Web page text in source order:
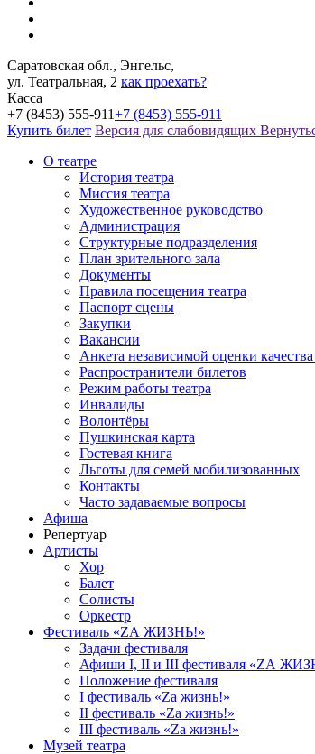
Саратовская обл., Энгельс,
ул. Театральная, 2 как проехать?
Касса
+7 (8453) 555-911+7 (8453) 555-911
Купить билет Версия для слабовидящих
О театре
История театра
Миссия театра
Художественное руководство
Администрация
Структурные подразделения
План зрительного зала
Документы
Правила посещения театра
Паспорт сцены
Закупки
Вакансии
Анкета независимой оценки
Распространители билетов
Режим работы театра
Инвалиды
Волонтёры
Пушкинская карта
Гостевая книга
Льготы для семей мобилизованных
Контакты
Часто задаваемые вопросы
Афиша
Репертуар
Артисты
Хор
Балет
Солисты
Оркестр
Фестиваль «ZА ЖИЗНЬ!»
Задачи фестиваля
Афиши I, II и III фестиваля «ZА
Положение фестиваля
I фестиваль «Zа жизнь!»
II фестиваль «Zа жизнь!»
III фестиваль «Zа жизнь!»
Музей театра